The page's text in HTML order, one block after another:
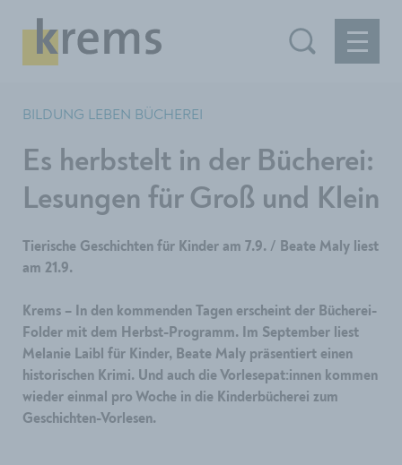
BILDUNG LEBEN BÜCHEREI
Es herbstelt in der Bücherei:
Lesungen für Groß und Klein
Tierische Geschichten für Kinder am 7.9. / Beate Maly liest
am 21.9.
Krems – In den kommenden Tagen erscheint der Bücherei-
Folder mit dem Herbst-Programm. Im September liest
Melanie Laibl für Kinder, Beate Maly präsentiert einen
historischen Krimi. Und auch die Vorlesepat:innen kommen
wieder einmal pro Woche in die Kinderbücherei zum
Geschichten-Vorlesen.